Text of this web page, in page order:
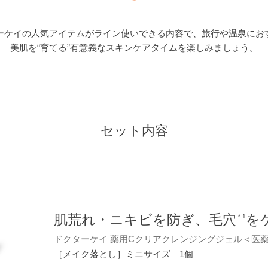
ケイの人気アイテムがライン使いできる内容で、旅行や温泉にお
美肌を“育てる”有意義なスキンケアタイムを楽しみましょう。
セット内容
肌荒れ・ニキビを防ぎ、毛穴 ＊1 を
ドクターケイ 薬用Cクリアクレンジングジェル＜医
［メイク落とし］ミニサイズ 1個